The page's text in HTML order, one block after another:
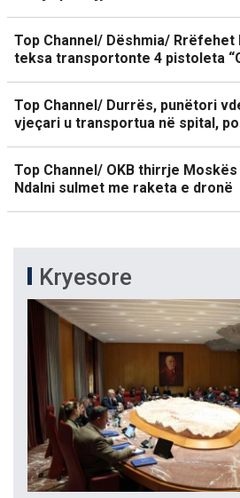
Top Channel/ Dëshmia/ Rrëfehet
teksa transportonte 4 pistoleta
Top Channel/ Durrës, punëtori
vjeçari u transportua në spital,
Top Channel/ OKB thirrje
Ndalni sulmet me raketa e dronë
Kryesore